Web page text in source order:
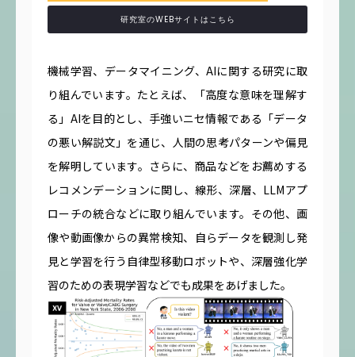
研究室のWEBサイトはこちら
機械学習、データマイニング、AIに関する研究に取
り組んでいます。たとえば、「高度な意味を理解す
る」AIを目的とし、手強いニセ情報である「データ
の悪い解説文」を通じ、人間の思考パターンや偏見
を解明しています。さらに、商品などをお薦めする
レコメンデーションに関し、線形、深層、LLMアプ
ローチの統合などに取り組んでいます。その他、画
像や動画像からの異常検知、自らデータを観測し発
見と学習を行う自律型移動ロボットや、深層強化学
習のための表現学習などでも成果をあげました。